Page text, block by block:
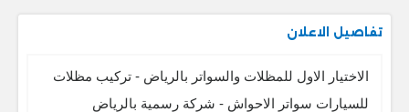
تفاصيل الاعلان
الاختيار الاول للمظلات والسواتر بالرياض - تركيب مظلات
للسيارات سواتر الاحواش - شركة رسمية بالرياض